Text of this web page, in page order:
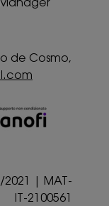
de Cosmo,
| MAT-
IT-2100561